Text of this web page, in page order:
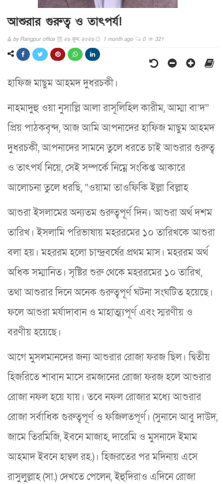
আশুরার গুরুত্ব ও তাৎপর্য!
byRangpur office ২৬ জুন, ২০২৬ 1 month ago 0 321
হাফিজ মাছুম আহমদ দুধরচকী।
নাহমাদুহু ওয়া নুসাল্লি আলা রাসূলিহিল কারীম, আম্মা বা’দ”
প্রিয় পাঠকবৃন্দ, আজ আমি আপনাদের হাফিজ মাছুম আহমদ
দুধরচকী, আপনাদের সামনে তুলে ধরতে চাই আশুরার গুরুত্ব
ও তাৎপর্য নিয়ে, সেই সম্পর্কে নিম্নে সংকিপ্ত আকারে
আলোচনা তুলে ধরছি, “ওয়ামা তাওফিকি ইল্লা বিল্লাহ
আশুরা ইসলামের অন্যতম গুরুত্বপূর্ণ দিন। আশুরা অর্থ দশম
তারিখ। ইসলামি পরিভাষায় মহররমের ১০ তারিখকে আশুরা
বলা হয়। মহররম হলো চান্দ্রবর্ষের প্রথম মাস। মহররম অর্থ
অধিক সম্মানিত। সৃষ্টির শুরু থেকে মহররমের ১০ তারিখ,
তথা আশুরার দিনে অনেক গুরুত্বপূর্ণ ঘটনা সংঘটিত হয়েছে।
ফলে আশুরা মর্যাদাবান ও মাহাত্ম্যপূর্ণ এবং স্মরণীয় ও
বরণীয় হয়েছে।
আগে মুসলমানদের জন্য আশুরার রোজা ফরজ ছিল। দ্বিতীয়
হিজরিতে শাবান মাসে রমজানের রোজা ফরজ হলে আশুরার
রোজা নফল হয়ে যায়। তবে নফল রোজার মধ্যে আশুরার
রোজা সর্বাধিক গুরুত্বপূর্ণ ও ফজিলতপূর্ণ। (সুনানে আবু দাউদ,
জামে তিরমিজি, ইবনে মাজাহ, দারেমি ও মুসনাদে ইমাম
আহমাদ ইবনে হাম্বল রহ.)। হিজরতের পর মদিনায় এসে
রাসুলুল্লাহ (সা.) দেখতে পেলেন, ইহুদিরাও এদিনে রোজা